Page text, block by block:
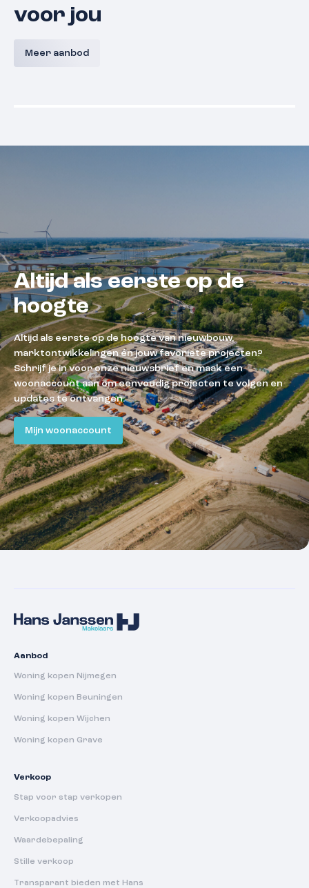
voor jou
Meer aanbod
Bouwnummer 9 A,
Altijd als eerste op de
hoogte
Altijd als eerste op de hoogte van nieuwbouw,
marktontwikkelingen én jouw favoriete projecten?
Schrijf je in voor onze nieuwsbrief en maak een
woonaccount aan om eenvoudig projecten te volgen en
updates te ontvangen.
Mijn woonaccount
Aanbod
Woning kopen Nijmegen
Woning kopen Beuningen
Woning kopen Wijchen
Woning kopen Grave
Verkoop
Stap voor stap verkopen
Verkoopadvies
Waardebepaling
Stille verkoop
Transparant bieden met Hans